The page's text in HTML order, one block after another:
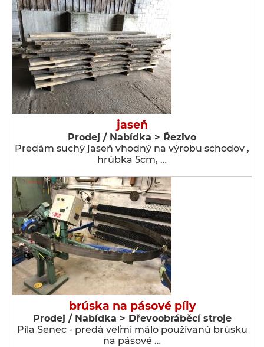
jaseň
Prodej / Nabídka > Řezivo
Predám suchý jaseň vhodný na výrobu schodov ,
hrúbka 5cm, …
brúska na pásové píly
Prodej / Nabídka > Dřevoobráběcí stroje
Píla Senec - predá veľmi málo používanú brúsku
na pásové …